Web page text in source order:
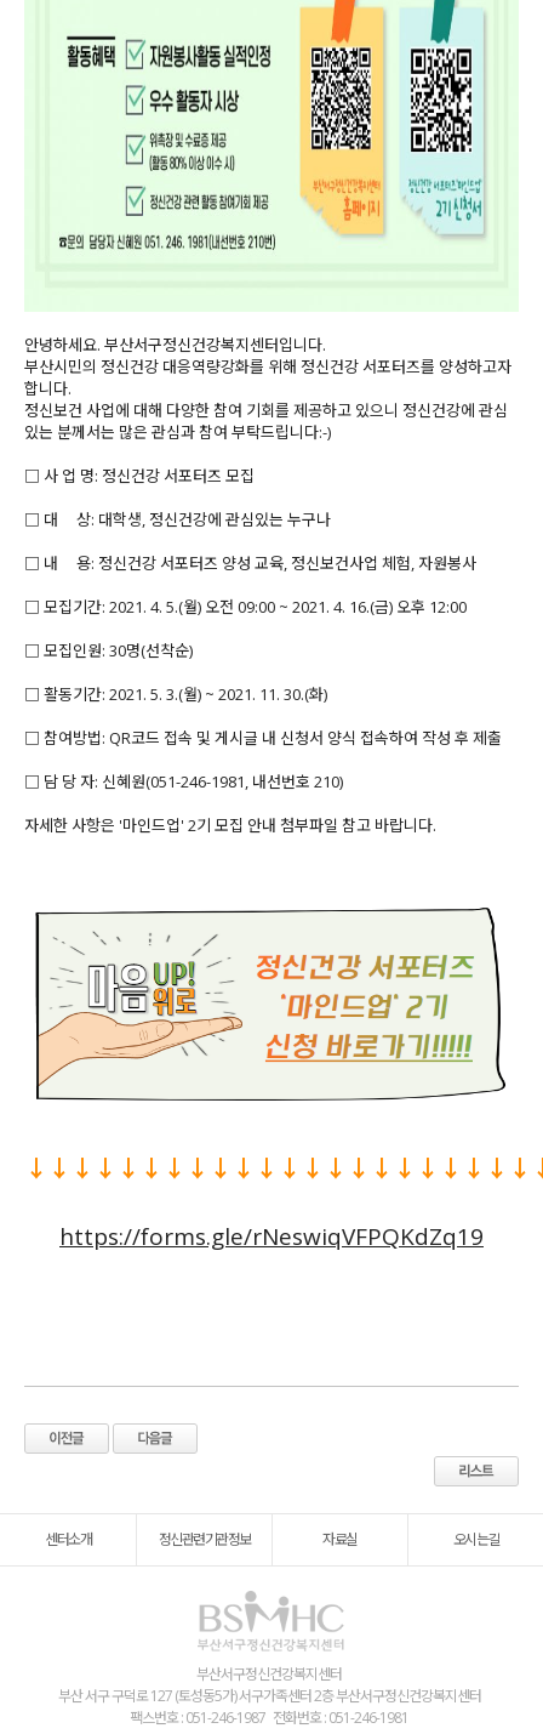
안녕하세요. 부산서구정신건강복지센터입니다.
부산시민의 정신건강 대응역량강화를 위해 정신건강 서포터즈를 양성하고자
합니다.
정신보건 사업에 대해 다양한 참여 기회를 제공하고 있으니 정신건강에 관심
있는 분께서는 많은 관심과 참여 부탁드립니다:-)
□ 사 업 명: 정신건강 서포터즈 모집
□ 대 상: 대학생, 정신건강에 관심있는 누구나
□ 내 용: 정신건강 서포터즈 양성 교육, 정신보건사업 체험, 자원봉사
□ 모집기간: 2021. 4. 5.(월) 오전 09:00 ~ 2021. 4. 16.(금) 오후 12:00
□ 모집인원: 30명(선착순)
□ 활동기간: 2021. 5. 3.(월) ~ 2021. 11. 30.(화)
□ 참여방법: QR코드 접속 및 게시글 내 신청서 양식 접속하여 작성 후 제출
□ 담 당 자: 신혜원(051-246-1981, 내선번호 210)
자세한 사항은 '마인드업' 2기 모집 안내 첨부파일 참고 바랍니다.
https://forms.gle/rNeswiqVFPQKdZq19
센터소개 정신관련기관정보 자료실 오시는길
부산서구정신건강복지센터
부산 서구 구덕로 127 (토성동5가) 서구가족센터 2층 부산서구정신건강복지센터
팩스번호 : 051-246-1987 전화번호 : 051-246-1981